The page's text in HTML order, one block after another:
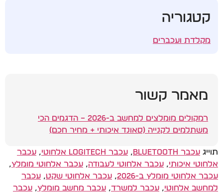
קטגוריה
מקלדת ועכברים
מאמר קשור
רמקולים מומלצים למחשב ב-2026 – הדגמים הכי
משתלמים לקנייה (סאונד איכותי + מחיר חכם)
תוייג עכבר Bluetooth , עכבר Logitech אלחוטי , עכבר
אלחוטי איכותי, עכבר אלחוטי לעבודה, עכבר אלחוטי מומלץ,
עכבר אלחוטי מומלץ ב-2026
, עכבר אלחוטי שקט, עכבר
למחשב אלחוטי, עכבר למשרד, עכבר מחשב מומלץ, עכבר